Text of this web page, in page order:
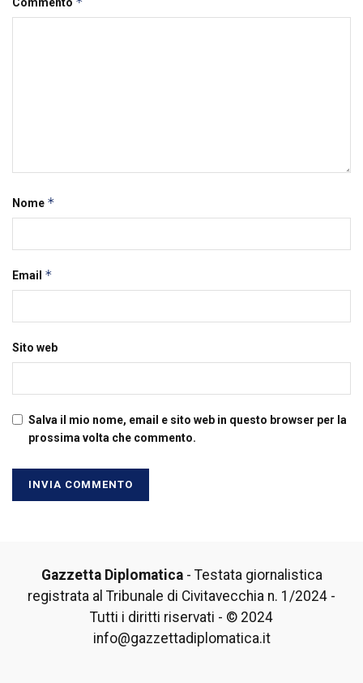
Nome *
Email *
Sito web
Salva il mio nome, email e sito web in questo browser per la
prossima volta che commento.
Gazzetta Diplomatica- Testata giornalistica
registrata al Tribunale di Civitavecchia n. 1/2024 -
Tutti i diritti riservati - © 2024
info@gazzettadiplomatica.it